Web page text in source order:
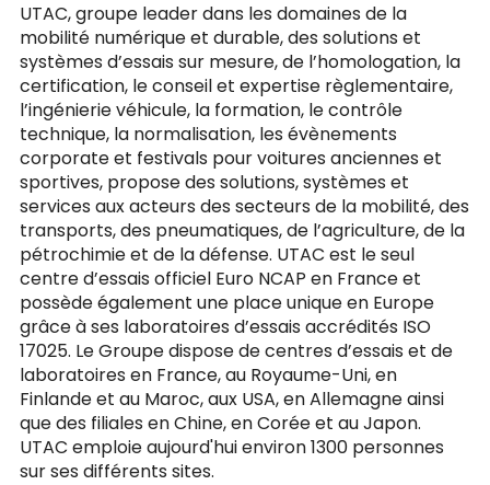
UTAC, groupe leader dans les domaines de la
mobilité numérique et durable, des solutions et
systèmes d’essais sur mesure, de l’homologation, la
certification, le conseil et expertise règlementaire,
l’ingénierie véhicule, la formation, le contrôle
technique, la normalisation, les évènements
corporate et festivals pour voitures anciennes et
sportives, propose des solutions, systèmes et
services aux acteurs des secteurs de la mobilité, des
transports, des pneumatiques, de l’agriculture, de la
pétrochimie et de la défense. UTAC est le seul
centre d’essais officiel Euro NCAP en France et
possède également une place unique en Europe
grâce à ses laboratoires d’essais accrédités ISO
17025. Le Groupe dispose de centres d’essais et de
laboratoires en France, au Royaume-Uni, en
Finlande et au Maroc, aux USA, en Allemagne ainsi
que des filiales en Chine, en Corée et au Japon.
UTAC emploie aujourd'hui environ 1300 personnes
sur ses différents sites.